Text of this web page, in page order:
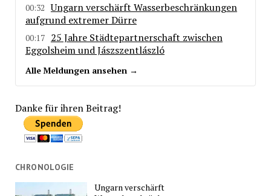
00:32
Ungarn verschärft Wasserbeschränkungen
aufgrund extremer Dürre
00:17
25 Jahre Städtepartnerschaft zwischen
Eggolsheim und Jászszentlászló
Alle Meldungen ansehen →
Danke für ihren Beitrag!
CHRONOLOGIE
Ungarn verschärft